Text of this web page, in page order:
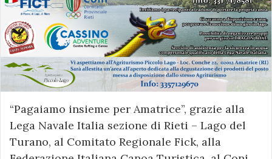
“Pagaiamo insieme per Amatrice”, grazie alla
Lega Navale Italia sezione di Rieti – Lago del
Turano, al Comitato Regionale Fick, alla